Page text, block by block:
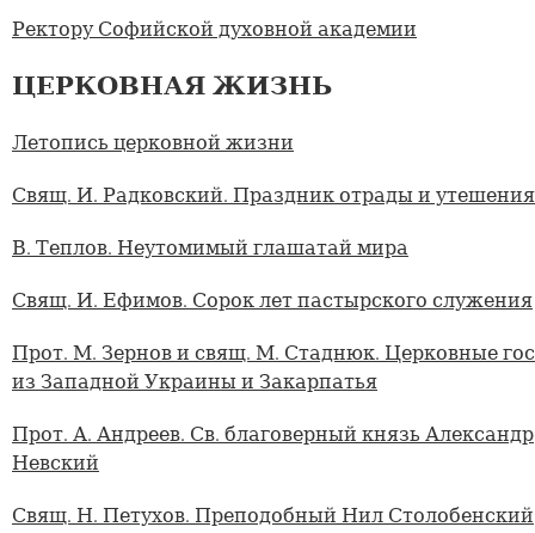
Ректору Софийской духовной академии
ЦЕРКОВНАЯ ЖИЗНЬ
Летопись церковной жизни
Свящ. И. Радковский. Праздник отрады и утешения
В. Теплов. Неутомимый глашатай мира
Свящ. И. Ефимов. Сорок лет пастырского служения
Прот. М. Зернов и свящ. М. Стаднюк. Церковные
из Западной Украины и Закарпатья
Прот. А. Андреев. Св. благоверный князь Александр
Невский
Свящ. Н. Петухов. Преподобный Нил Столобенский